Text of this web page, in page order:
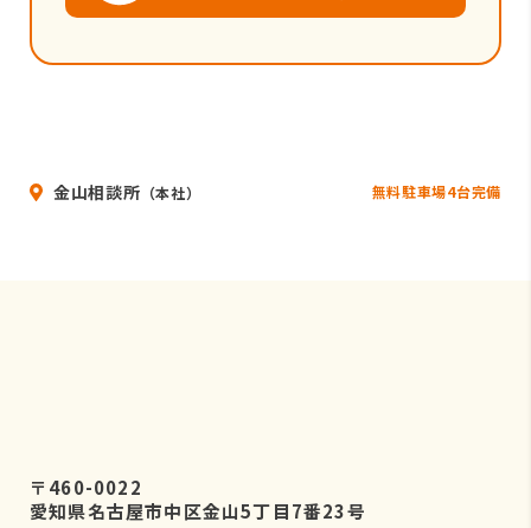
金山相談所 （本社） 無料駐車場4台完備
〒460-0022
愛知県名古屋市中区金山5丁目7番23号